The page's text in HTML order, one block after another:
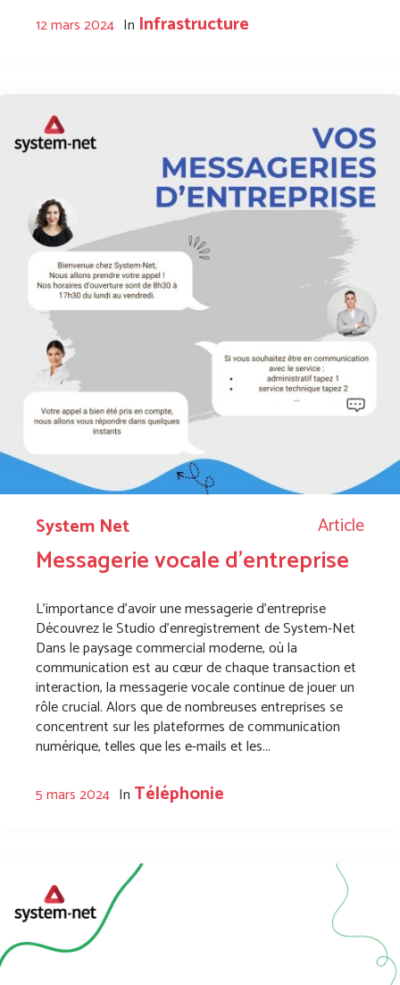
12 mars 2024 In Infrastructure
System Net Article
Messagerie vocale d’entreprise
L’importance d’avoir une messagerie d’entreprise
Découvrez le Studio d’enregistrement de System-Net
Dans le paysage commercial moderne, où la
communication est au cœur de chaque transaction et
interaction, la messagerie vocale continue de jouer un
rôle crucial. Alors que de nombreuses entreprises se
concentrent sur les plateformes de communication
numérique, telles que les e-mails et les...
5 mars 2024 In Téléphonie